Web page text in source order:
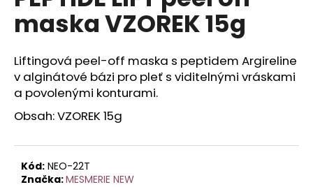
hvězdiček.
maska VZOREK 15g
Liftingová peel-off maska s peptidem Argireline
v alginátové bázi pro pleť s viditelnými vráskami
a povolenými konturami.
Obsah: VZOREK 15g
Kód: NEO-22T
Značka:MESMERIE NEW
a
j
í
t
?